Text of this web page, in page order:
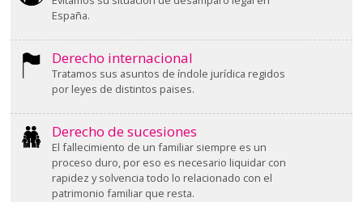
España.
Derecho internacional
Tratamos sus asuntos de índole jurídica regidos
por leyes de distintos paises.
Derecho de sucesiones
El fallecimiento de un familiar siempre es un
proceso duro, por eso es necesario liquidar con
rapidez y solvencia todo lo relacionado con el
patrimonio familiar que resta.